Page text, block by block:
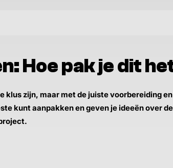
Hoe pak je dit
klus zijn, maar met de juiste voorbereiding
kunt aanpakken en geven je ideeën over